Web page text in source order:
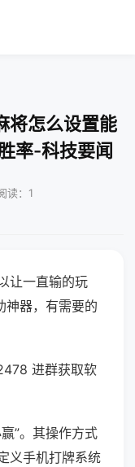
将怎么设置能
率-科技要闻
读：1
让一直输的玩
神器，有需要的
进群获取软
”。其操作方式
义手机打牌系统